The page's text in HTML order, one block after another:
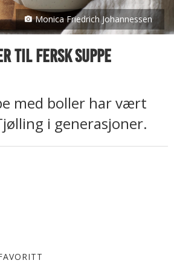
Monica Friedrich Johannessen
til fersk suppe
med boller har vært
i generasjoner.